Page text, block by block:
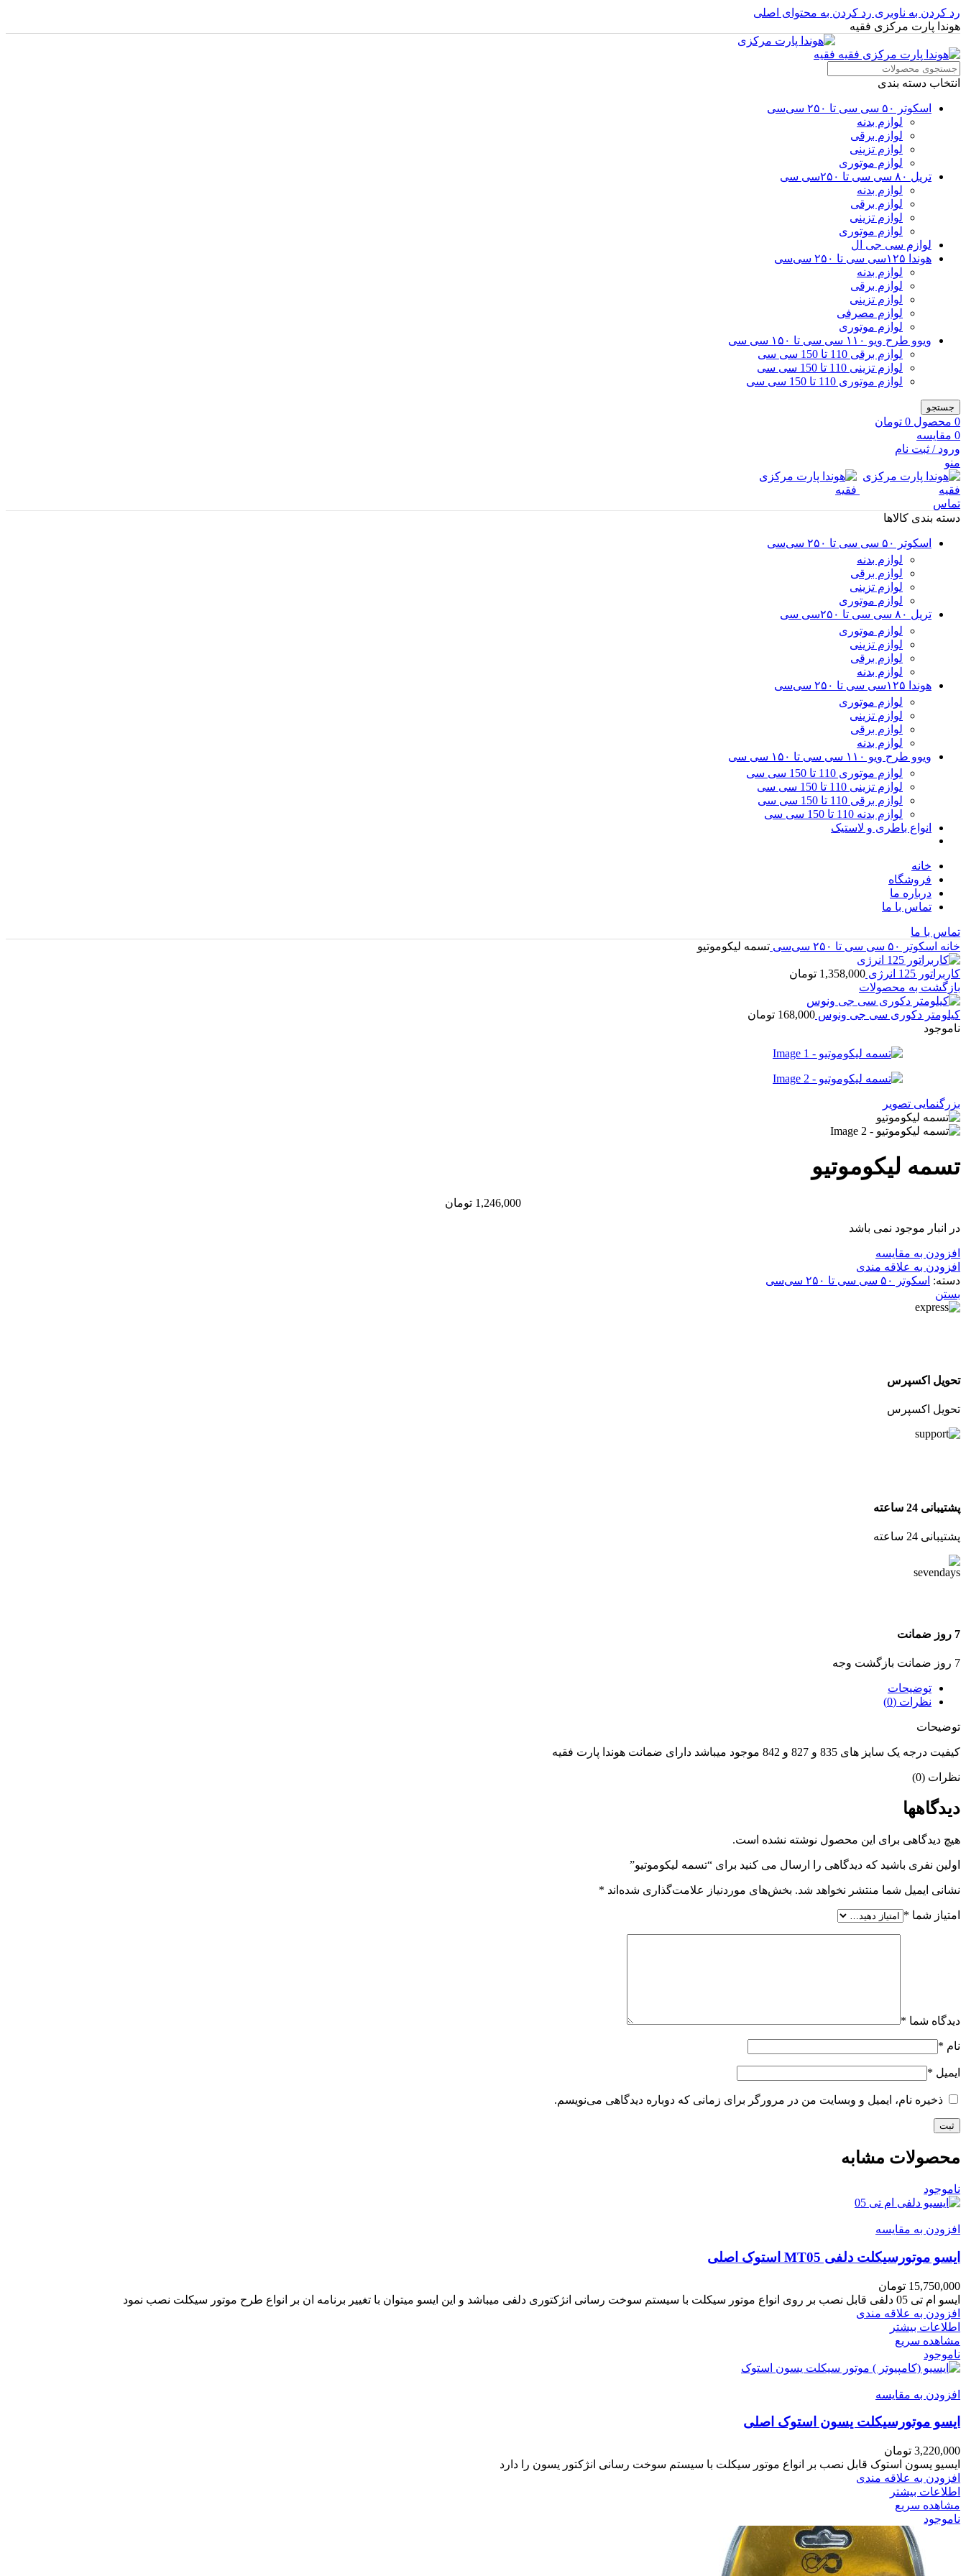
رد کردن به ناوبری رد کردن به محتوای اصلی
هوندا پارت مرکزی فقیه
انتخاب دسته بندی
اسکوتر ۵۰ سی سی تا ۲۵۰ سی‌سی
لوازم بدنه
لوازم برقی
لوازم تزینی
لوازم موتوری
تریل ۸۰ سی سی تا ۲۵۰سی سی
لوازم بدنه
لوازم برقی
لوازم تزینی
لوازم موتوری
لوازم سی جی ال
هوندا ۱۲۵سی سی تا ۲۵۰ سی‌سی
لوازم بدنه
لوازم برقی
لوازم تزینی
لوازم مصرفی
لوازم موتوری
ویوو طرح ویو ۱۱۰ سی سی تا ۱۵۰ سی سی
لوازم برقی 110 تا 150 سی سی
لوازم تزینی 110 تا 150 سی سی
لوازم موتوری 110 تا 150 سی سی
جستجو
0 محصول 0 تومان
0 مقایسه
ورود / ثبت نام
منو
تماس
دسته بندی کالاها
اسکوتر ۵۰ سی سی تا ۲۵۰ سی‌سی
لوازم بدنه
لوازم برقی
لوازم تزینی
لوازم موتوری
تریل ۸۰ سی سی تا ۲۵۰سی سی
لوازم موتوری
لوازم تزینی
لوازم برقی
لوازم بدنه
هوندا ۱۲۵سی سی تا ۲۵۰ سی‌سی
لوازم موتوری
لوازم تزینی
لوازم برقی
لوازم بدنه
ویوو طرح ویو ۱۱۰ سی سی تا ۱۵۰ سی سی
لوازم موتوری 110 تا 150 سی سی
لوازم تزینی 110 تا 150 سی سی
لوازم برقی 110 تا 150 سی سی
لوازم بدنه 110 تا 150 سی سی
انواع باطری و لاستیک
خانه
فروشگاه
درباره ما
تماس با ما
تماس با ما
خانه اسکوتر ۵۰ سی سی تا ۲۵۰ سی‌سی تسمه لیکوموتیو
کاربراتور 125 انرژی 1,358,000 تومان
بازگشت به محصولات
کیلومتر دکوری سی جی ونوس 168,000 تومان
ناموجود
بزرگنمایی تصویر
تسمه لیکوموتیو
1,246,000 تومان
در انبار موجود نمی باشد
افزودن به مقایسه
افزودن به علاقه مندی
دسته: اسکوتر ۵۰ سی سی تا ۲۵۰ سی‌سی
بستن
تحویل اکسپرس
تحویل اکسپرس
پشتیبانی 24 ساعته
پشتیبانی 24 ساعته
7 روز ضمانت
7 روز ضمانت بازگشت وجه
توضیحات
نظرات (0)
توضیحات
کیفیت درجه یک سایز های 835 و 827 و 842 موجود میباشد دارای ضمانت هوندا پارت فقیه
نظرات (0)
دیدگاهها
هیچ دیدگاهی برای این محصول نوشته نشده است.
اولین نفری باشید که دیدگاهی را ارسال می کنید برای “تسمه لیکوموتیو”
نشانی ایمیل شما منتشر نخواهد شد. بخش‌های موردنیاز علامت‌گذاری شده‌اند *
امتیاز شما *
دیدگاه شما *
نام *
ایمیل *
ذخیره نام، ایمیل و وبسایت من در مرورگر برای زمانی که دوباره دیدگاهی می‌نویسم.
محصولات مشابه
ناموجود
افزودن به مقایسه
ایسو موتورسیکلت دلفی MT05 استوک اصلی
15,750,000 تومان
ایسو ام تی 05 دلفی قابل نصب بر روی انواع موتور سیکلت با سیستم سوخت رسانی انژکتوری دلفی میباشد و این ایسو میتوان با تغییر برنامه ان بر انواع طرح موتور سیکلت نصب نمود
افزودن به علاقه مندی
اطلاعات بیشتر
مشاهده سریع
ناموجود
افزودن به مقایسه
ایسو موتورسیکلت یسون استوک اصلی
3,220,000 تومان
ایسیو یسون استوک قابل نصب بر انواع موتور سیکلت با سیستم سوخت رسانی انژکتور یسون را دارد
افزودن به علاقه مندی
اطلاعات بیشتر
مشاهده سریع
ناموجود